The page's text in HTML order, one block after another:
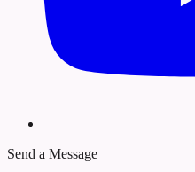
Send a Message